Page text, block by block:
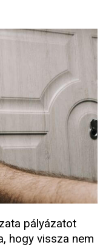
pályázatot
hogy vissza nem